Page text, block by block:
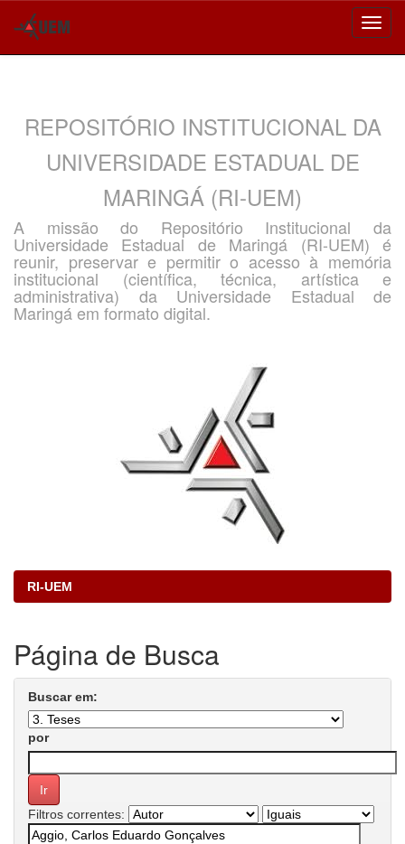
REPOSITÓRIO INSTITUCIONAL DA
UNIVERSIDADE ESTADUAL DE
MARINGÁ (RI-UEM)
A missão do Repositório Institucional da
Universidade Estadual de Maringá (RI-UEM) é
reunir, preservar e permitir o acesso à memória
institucional (científica, técnica, artística e
administrativa) da Universidade Estadual de
Maringá em formato digital.
RI-UEM
Página de Busca
Buscar em:
por
Filtros correntes: